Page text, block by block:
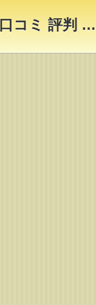
ホワイトニング｜歯科の口コミ 評判 ランキング【Dr.NAVI】